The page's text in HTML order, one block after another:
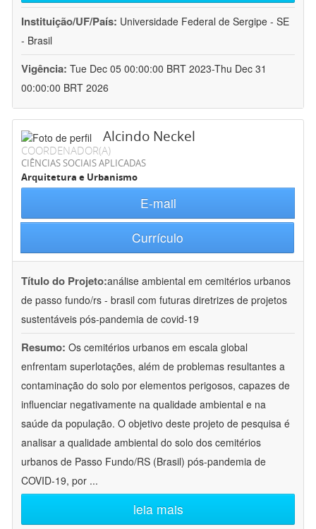
Instituição/UF/País: Universidade Federal de Sergipe - SE
- Brasil
Vigência: Tue Dec 05 00:00:00 BRT 2023-Thu Dec 31
00:00:00 BRT 2026
Alcindo Neckel
COORDENADOR(A)
CIÊNCIAS SOCIAIS APLICADAS
Arquitetura e Urbanismo
E-mail
Currículo
Título do Projeto:análise ambiental em cemitérios urbanos
de passo fundo/rs - brasil com futuras diretrizes de projetos
sustentáveis pós-pandemia de covid-19
Resumo: Os cemitérios urbanos em escala global
enfrentam superlotações, além de problemas resultantes a
contaminação do solo por elementos perigosos, capazes de
influenciar negativamente na qualidade ambiental e na
saúde da população. O objetivo deste projeto de pesquisa é
analisar a qualidade ambiental do solo dos cemitérios
urbanos de Passo Fundo/RS (Brasil) pós-pandemia de
COVID-19, por ...
leia mais